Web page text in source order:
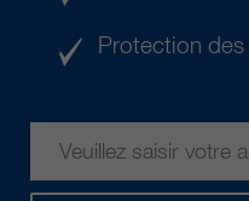
Protection